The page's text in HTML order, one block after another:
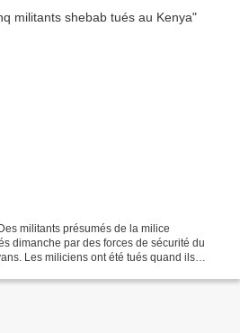
militants présumés de la milice
dimanche par des forces de sécurité du
Les miliciens ont été tués quand ils